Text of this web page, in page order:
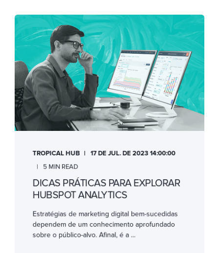
TROPICAL HUB
17 DE JUL. DE 2023 14:00:00
5 MIN READ
DICAS PRÁTICAS PARA EXPLORAR
HUBSPOT ANALYTICS
Estratégias de marketing digital bem-sucedidas
dependem de um conhecimento aprofundado
sobre o público-alvo. Afinal, é a ...